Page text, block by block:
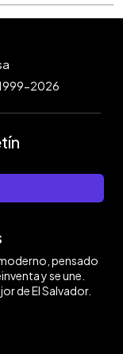
2026
pensado
y se une.
de El Salvador.